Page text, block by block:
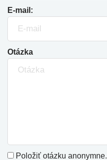
E-mail:
Otázka
Položiť otázku anonymne.